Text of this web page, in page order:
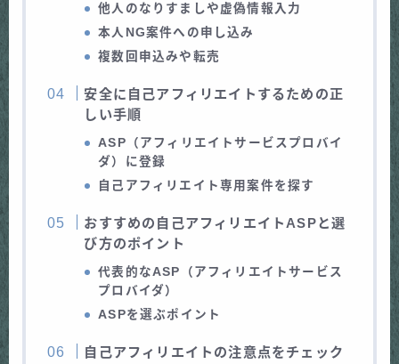
他人のなりすましや虚偽情報入力
本人NG案件への申し込み
複数回申込みや転売
安全に自己アフィリエイトするための正
しい手順
ASP（アフィリエイトサービスプロバイ
ダ）に登録
自己アフィリエイト専用案件を探す
おすすめの自己アフィリエイトASPと選
び方のポイント
代表的なASP（アフィリエイトサービス
プロバイダ）
ASPを選ぶポイント
自己アフィリエイトの注意点をチェック